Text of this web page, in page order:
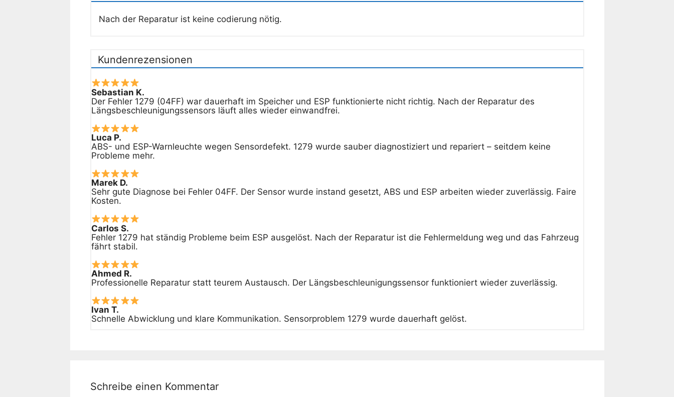
Nach der Reparatur ist keine codierung nötig.
Kundenrezensionen
Sebastian K.
Der Fehler 1279 (04FF) war dauerhaft im Speicher und ESP funktionierte nicht richtig. Nach der Reparatur des
Längsbeschleunigungssensors läuft alles wieder einwandfrei.
Luca P.
ABS- und ESP-Warnleuchte wegen Sensordefekt. 1279 wurde sauber diagnostiziert und repariert – seitdem keine
Probleme mehr.
Marek D.
Sehr gute Diagnose bei Fehler 04FF. Der Sensor wurde instand gesetzt, ABS und ESP arbeiten wieder zuverlässig. Faire
Kosten.
Carlos S.
Fehler 1279 hat ständig Probleme beim ESP ausgelöst. Nach der Reparatur ist die Fehlermeldung weg und das Fahrzeug
fährt stabil.
Ahmed R.
Professionelle Reparatur statt teurem Austausch. Der Längsbeschleunigungssensor funktioniert wieder zuverlässig.
Ivan T.
Schnelle Abwicklung und klare Kommunikation. Sensorproblem 1279 wurde dauerhaft gelöst.
Schreibe einen Kommentar